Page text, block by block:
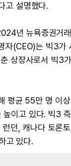
고 설명했다.
년 뉴욕증권거
(CEO)는 빅3가
상장사로서 빅3
평균 55만 명 이
이고 있다. 빅3
던, 캐나다 토론
고 있다.